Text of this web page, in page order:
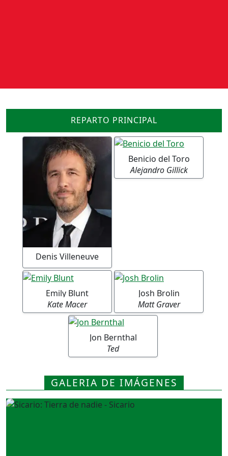
REPARTO PRINCIPAL
Denis Villeneuve
Benicio del Toro
Alejandro Gillick
Emily Blunt
Kate Macer
Josh Brolin
Matt Graver
Jon Bernthal
Ted
GALERIA DE IMÁGENES